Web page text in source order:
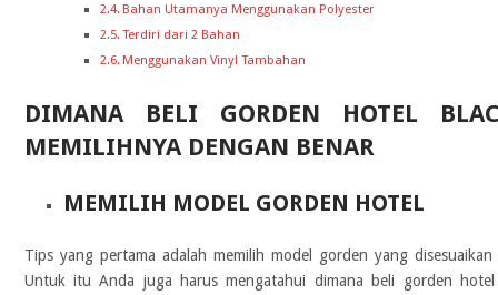
Bahan Utamanya Menggunakan Polyester
Terdiri dari 2 Bahan
Menggunakan Vinyl Tambahan
DIMANA BELI GORDEN HOTEL
MEMILIHNYA DENGAN BENAR
MEMILIH MODEL GORDEN HOTEL
Tips yang pertama adalah memilih model gorden yang
Untuk itu Anda juga harus mengatahui dimana beli gorden